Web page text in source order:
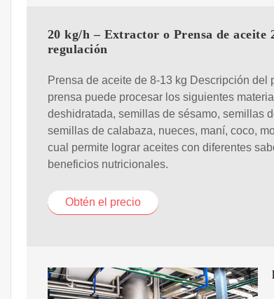
20 kg/h – Extractor o Prensa de aceite
regulación
Prensa de aceite de 8-13 kg Descripción del
prensa puede procesar los siguientes
deshidratada, semillas de sésamo, semillas
semillas de calabaza, nueces, maní, coco,
cual permite lograr aceites con diferentes
beneficios nutricionales.
Obtén el precio